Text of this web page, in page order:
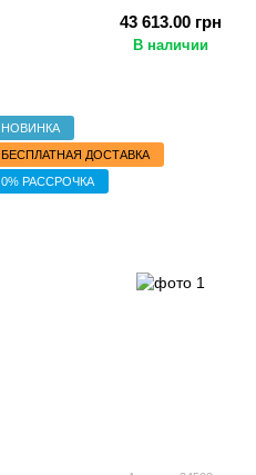
43 613.00 грн
В наличии
НОВИНКА
БЕСПЛАТНАЯ ДОСТАВКА
0% РАССРОЧКА